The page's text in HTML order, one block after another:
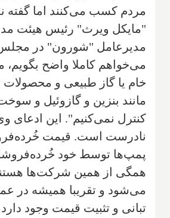
مردم کسب می‌کنند اما گفته
"مایکل ویرث" رئیس هیئت
مدیرعامل "شورون" در
می‌خواهم کاملا واضح
خام یا گاز طبیعی و
مانند بنزین و گازوئیل و
کنترل نمی‌کنیم". این ادعای
نادرست است. قیمت
پمپ‌ها توسط خود
همگی از همین شرکت‌ها
می‌شود و تقریبا همیشه در
تبانی و تثبیت قیمت وجود دارد